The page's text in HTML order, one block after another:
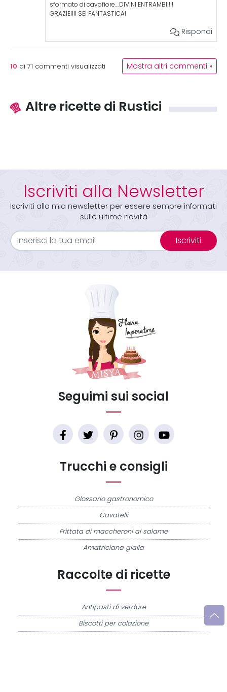
sformato di cavofiore….DIVINI ENTRAMBI!!!!
GRAZIE!!!! SEI FANTASTICA!
Rispondi
10 di 71 commenti visualizzati Mostra altri commenti »
Altre ricette di Rustici
Iscriviti alla Newsletter
Iscriviti alla mia newsletter per essere sempre informati
sulle ultime novità
Iscriviti
Raccolte di ricette
Antipasti di verdure
Biscotti per colazione
Trucchi e consigli
Glossario gastronomico
Cavatelli
Frittata di maccheroni al salame
Amatriciana gialla
Seguimi sui social